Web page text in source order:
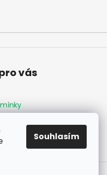
Souhlasím
vás
od smlouvy